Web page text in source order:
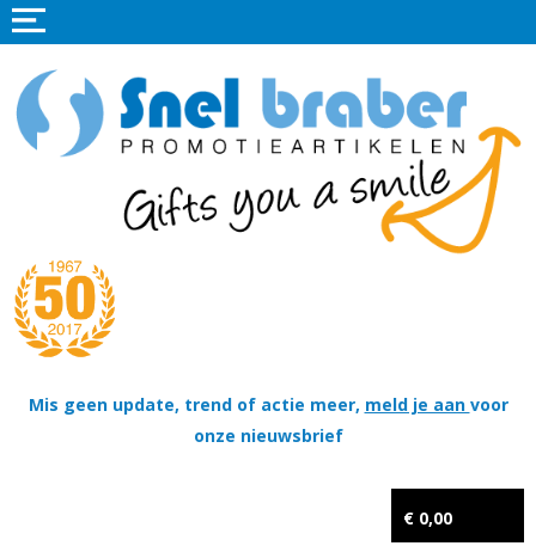
Mis geen update, trend of actie meer, meld je aan voor
onze nieuwsbrief
€ 0,00
Home
Promotieartikelen
Tassen
Thema's